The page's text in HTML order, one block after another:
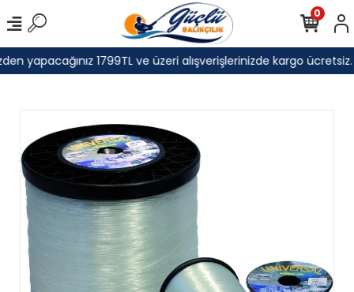
yapacağınız 1799TL ve üzeri alışverişlerinizde kargo ücretsiz.
0